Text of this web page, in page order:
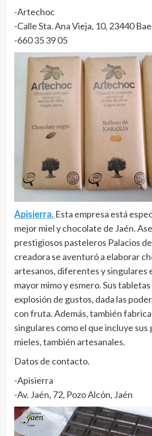
-Artechoc
-Calle Sta. Ana Vieja, 10, 23440
-660 35 39 05
Apisierra. Esta empresa está
mejor miel y chocolate de Jaén.
prestigiosos pasteleros Palacios
creadora se aventuró a elaborar
artesanos, diferentes y singulares
mayor mimo y esmero. Sus
explosión de gustos, dada las
con fruta. Además, también
singulares como el que incluye sus
mieles, también artesanales.
Datos de contacto.
-Apisierra
-Av. Jaén, 72, Pozo Alcón, Jaén